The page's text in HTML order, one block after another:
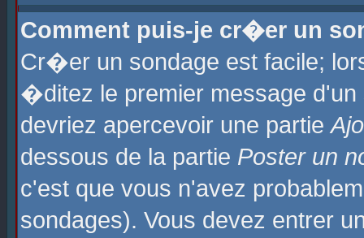
Comment puis-je cr�er un
Cr�er un sondage est facile;
�ditez le premier message
devriez apercevoir une partie
dessous de la partie Poster un
c'est que vous n'avez
sondages). Vous devez entrer